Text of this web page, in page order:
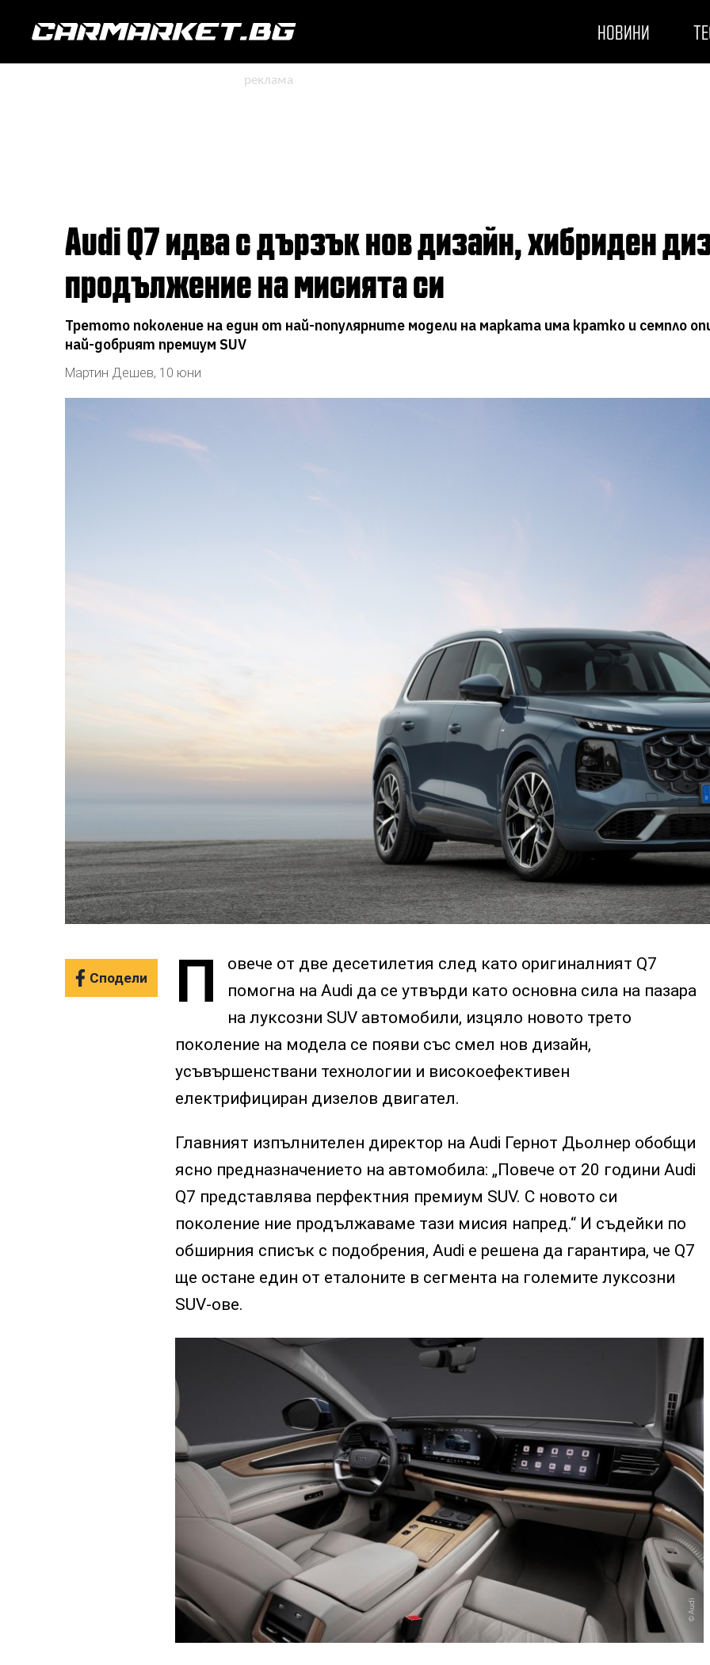
НОВИНИ
Audi Q7 идва с дързък нов дизайн, хибриден дизелов V6 и
продължение на мисията си
Третото поколение на един от най-популярните модели на марката има кратко и семпло
най-добрият премиум SUV
Мартин Дешев, 10 юни
Сподели П
овече от две десетилетия след като оригиналният Q7
помогна на Audi да се утвърди като основна сила на пазара
на луксозни SUV автомобили, изцяло новото трето
поколение на модела се появи със смел нов дизайн,
усъвършенствани технологии и високоефективен
електрифициран дизелов двигател.
Главният изпълнителен директор на Audi Гернот Дьолнер обобщи
ясно предназначението на автомобила: „Повече от 20 години Audi
Q7 представлява перфектния премиум SUV. С новото си
поколение ние продължаваме тази мисия напред.“ И съдейки по
обширния списък с подобрения, Audi е решена да гарантира, че Q7
ще остане един от еталоните в сегмента на големите луксозни
SUV-ове.
Audi